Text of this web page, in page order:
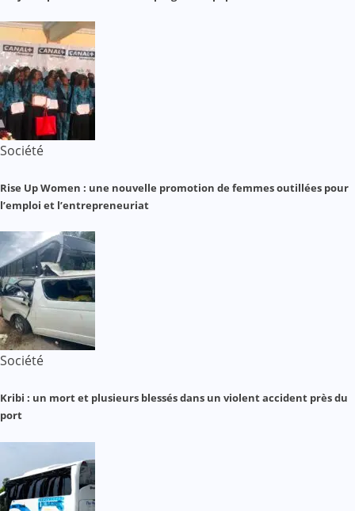
Société
Rise Up Women : une nouvelle promotion de femmes outillées pour
l’emploi et l’entrepreneuriat
Société
Kribi : un mort et plusieurs blessés dans un violent accident près du
port